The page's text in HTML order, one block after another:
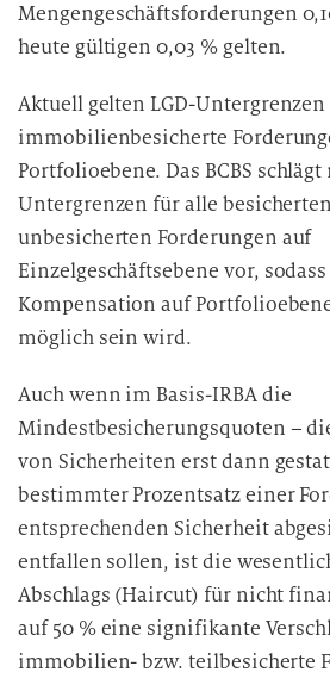
Mengengeschäftsforderungen
heute gültigen 0,03 % gelten.
Aktuell gelten LGD-
immobilienbesicherte
Portfolioebene. Das BCBS
Untergrenzen für alle
unbesicherten Forderungen auf
Einzelgeschäftsebene vor,
Kompensation auf
möglich sein wird.
Auch wenn im Basis-IRBA die
Mindestbesicherungsquoten –
von Sicherheiten erst dann
bestimmter Prozentsatz einer
entsprechenden Sicherheit
entfallen sollen, ist die
Abschlags (Haircut) für nicht
auf 50 % eine signifikante
immobilien- bzw. teilbesicherte